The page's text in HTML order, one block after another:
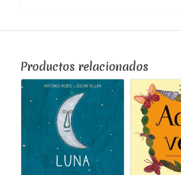
Productos relacionados